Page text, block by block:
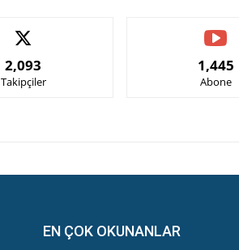
2,093
Takipçiler
1,445
Abone
EN ÇOK OKUNANLAR